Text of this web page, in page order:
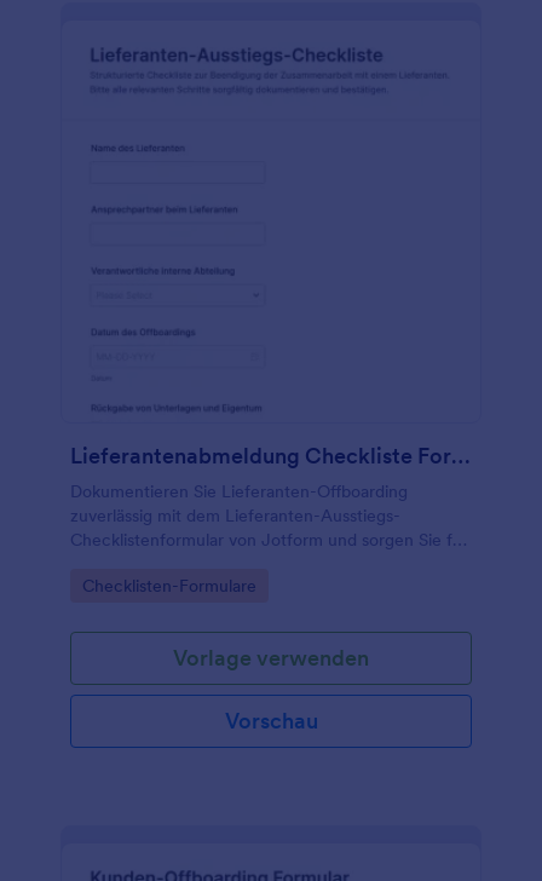
Lieferantenabmeldung Checkliste Formular
Dokumentieren Sie Lieferanten-Offboarding
zuverlässig mit dem Lieferanten-Ausstiegs-
Checklistenformular von Jotform und sorgen Sie für
und nachvollziehbare Formularantworten im Team.
Go to Category:
Checklisten-Formulare
Vorlage verwenden
Vorschau